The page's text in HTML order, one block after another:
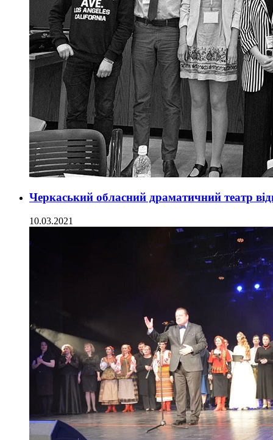
Черкаський обласний драматичний театр
10.03.2021